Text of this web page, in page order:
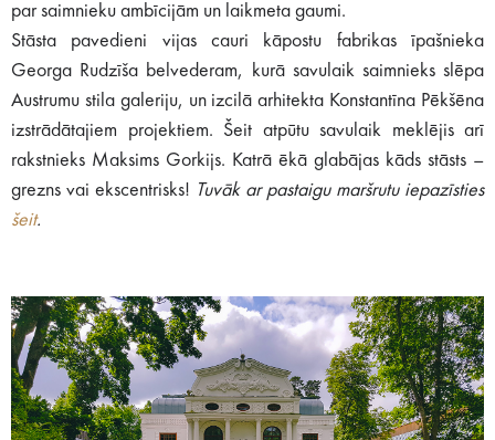
par saimnieku ambīcijām un laikmeta gaumi.
Stāsta pavedieni vijas cauri kāpostu fabrikas īpašnieka
Georga Rudzīša belvederam, kurā savulaik saimnieks slēpa
Austrumu stila galeriju, un izcilā arhitekta Konstantīna Pēkšēna
izstrādātajiem projektiem. Šeit atpūtu savulaik meklējis arī
rakstnieks Maksims Gorkijs. Katrā ēkā glabājas kāds stāsts –
grezns vai ekscentrisks! Tuvāk ar pastaigu maršrutu iepazīsties
šeit.